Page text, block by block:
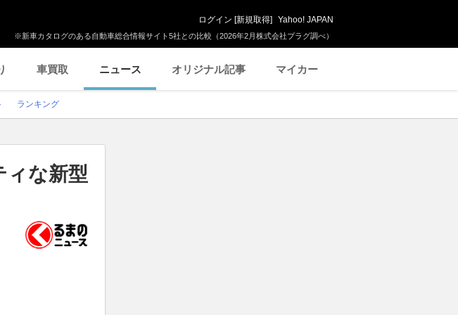
※新車カタログのある自動車総合情報サイト5社との比較（2026年2月株式会社プラグ調べ）
ログイン [新規取得] Yahoo! JAPAN
車買取 ニュース オリジナル記事 マイカー
ランキング
ィな新型